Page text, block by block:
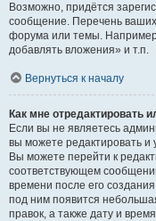
Возможно, придётся
сообщение. Перечень
форума или темы.
добавлять вложения» и т.п.
Вернуться к началу
Как мне отредактировать
Если вы не являетесь
вы можете редактировать и
Вы можете перейти к
соответствующем
времени после его
под ним появится
правок, а также дату и